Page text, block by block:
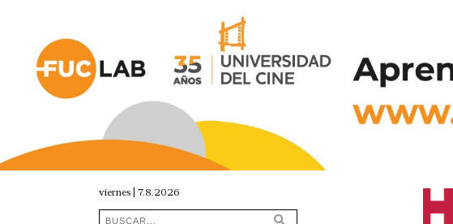
viernes | 7.8.2026